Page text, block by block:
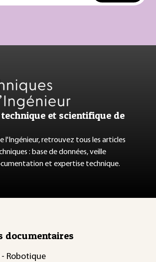
technique et scientifique de
l'Ingénieur, retrouvez tous les articles
: base de données, veille
et expertise technique.
documentaires
Robotique